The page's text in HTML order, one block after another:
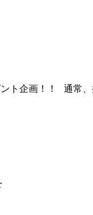
ト企画！！ 通常